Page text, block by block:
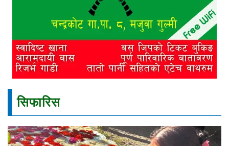
सिफारिस